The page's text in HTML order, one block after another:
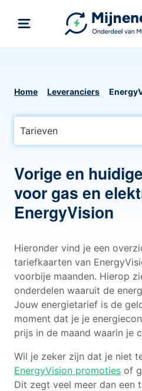
Home Leveranciers
Tarieven
Vorige en
voor gas en
EnergyVision
Hieronder vind je een
tariefkaarten van
voorbije maanden. Hierop
onderdelen waaruit de
Jouw energietarief is de
moment dat je je
prijs in de maand waarin je
Wil je zeker zijn dat je niet
EnergyVision promoties of
Dit zegt veel meer dan een